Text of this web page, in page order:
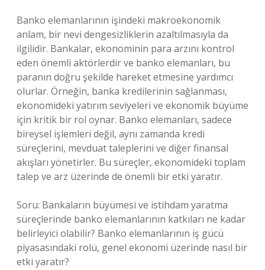
Banko elemanlarının işindeki makroekonomik
anlam, bir nevi dengesizliklerin azaltılmasıyla da
ilgilidir. Bankalar, ekonominin para arzını kontrol
eden önemli aktörlerdir ve banko elemanları, bu
paranın doğru şekilde hareket etmesine yardımcı
olurlar. Örneğin, banka kredilerinin sağlanması,
ekonomideki yatırım seviyeleri ve ekonomik büyüme
için kritik bir rol oynar. Banko elemanları, sadece
bireysel işlemleri değil, aynı zamanda kredi
süreçlerini, mevduat taleplerini ve diğer finansal
akışları yönetirler. Bu süreçler, ekonomideki toplam
talep ve arz üzerinde de önemli bir etki yaratır.
Soru: Bankaların büyümesi ve istihdam yaratma
süreçlerinde banko elemanlarının katkıları ne kadar
belirleyici olabilir? Banko elemanlarının iş gücü
piyasasındaki rolü, genel ekonomi üzerinde nasıl bir
etki yaratır?